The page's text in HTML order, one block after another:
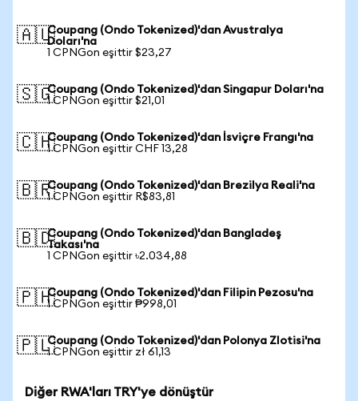
🇦🇺Coupang (Ondo Tokenized)'dan Avustralya
Doları'na
1 CPNGon eşittir $23,27
🇸🇬Coupang (Ondo Tokenized)'dan Singapur Doları'na
1 CPNGon eşittir $21,01
🇨🇭Coupang (Ondo Tokenized)'dan İsviçre Frangı'na
1 CPNGon eşittir CHF 13,28
🇧🇷Coupang (Ondo Tokenized)'dan Brezilya Reali'na
1 CPNGon eşittir R$83,81
🇧🇩Coupang (Ondo Tokenized)'dan Bangladeş
Takası'na
1 CPNGon eşittir ৳2.034,88
🇵🇭Coupang (Ondo Tokenized)'dan Filipin Pezosu'na
1 CPNGon eşittir ₱998,01
🇵🇱Coupang (Ondo Tokenized)'dan Polonya Zlotisi'na
1 CPNGon eşittir zł 61,13
Diğer RWA'ları TRY'ye dönüştür